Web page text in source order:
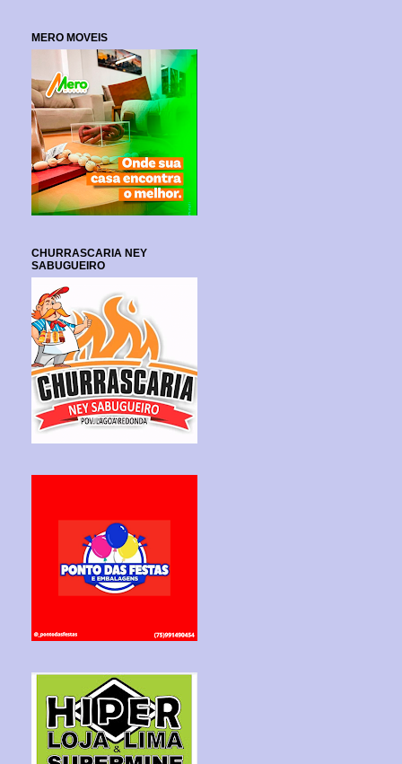
MERO MOVEIS
CHURRASCARIA NEY
SABUGUEIRO